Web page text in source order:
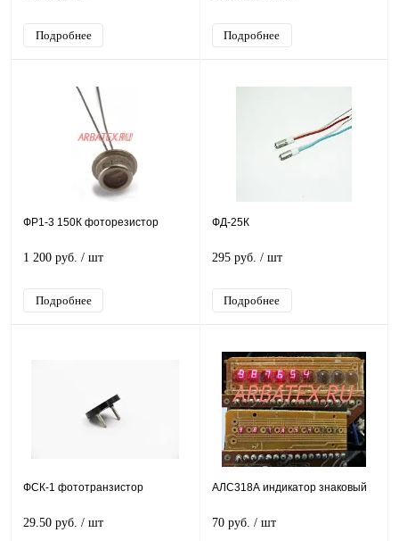
Подробнее Подробнее
ФР1-3 150К фоторезистор
1 200 руб. / шт
Подробнее
ФД-25К
295 руб. / шт
Подробнее
ФСК-1 фототранзистор
29.50 руб. / шт
АЛС318А индикатор знаковый
70 руб. / шт